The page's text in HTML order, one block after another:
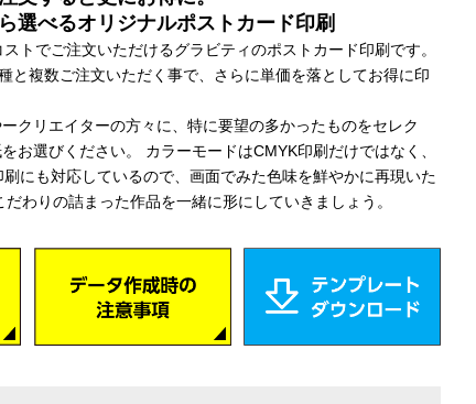
選べるオリジナルポストカード印刷
トでご注文いただけるグラビティのポストカード印刷です。
と複数ご注文いただく事で、さらに単価を落としてお得に印
クリエイターの方々に、特に要望の多かったものをセレク
お選びください。 カラーモードはCMYK印刷だけではなく、
にも対応しているので、画面でみた色味を鮮やかに再現いた
だわりの詰まった作品を一緒に形にしていきましょう。